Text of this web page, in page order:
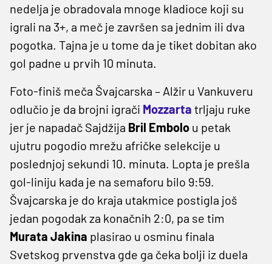
nedelja je obradovala mnoge kladioce koji su
igrali na 3+, a meč je završen sa jednim ili dva
pogotka. Tajna je u tome da je tiket dobitan ako
gol padne u prvih 10 minuta.
Foto-finiš meča Švajcarska – Alžir u Vankuveru
odlučio je da brojni igrači Mozzarta trljaju ruke
jer je napadač Sajdžija Bril Embolo u petak
ujutru pogodio mrežu afričke selekcije u
poslednjoj sekundi 10. minuta. Lopta je prešla
gol-liniju kada je na semaforu bilo 9:59.
Švajcarska je do kraja utakmice postigla još
jedan pogodak za konačnih 2:0, pa se tim
Murata Jakina plasirao u osminu finala
Svetskog prvenstva gde ga čeka bolji iz duela